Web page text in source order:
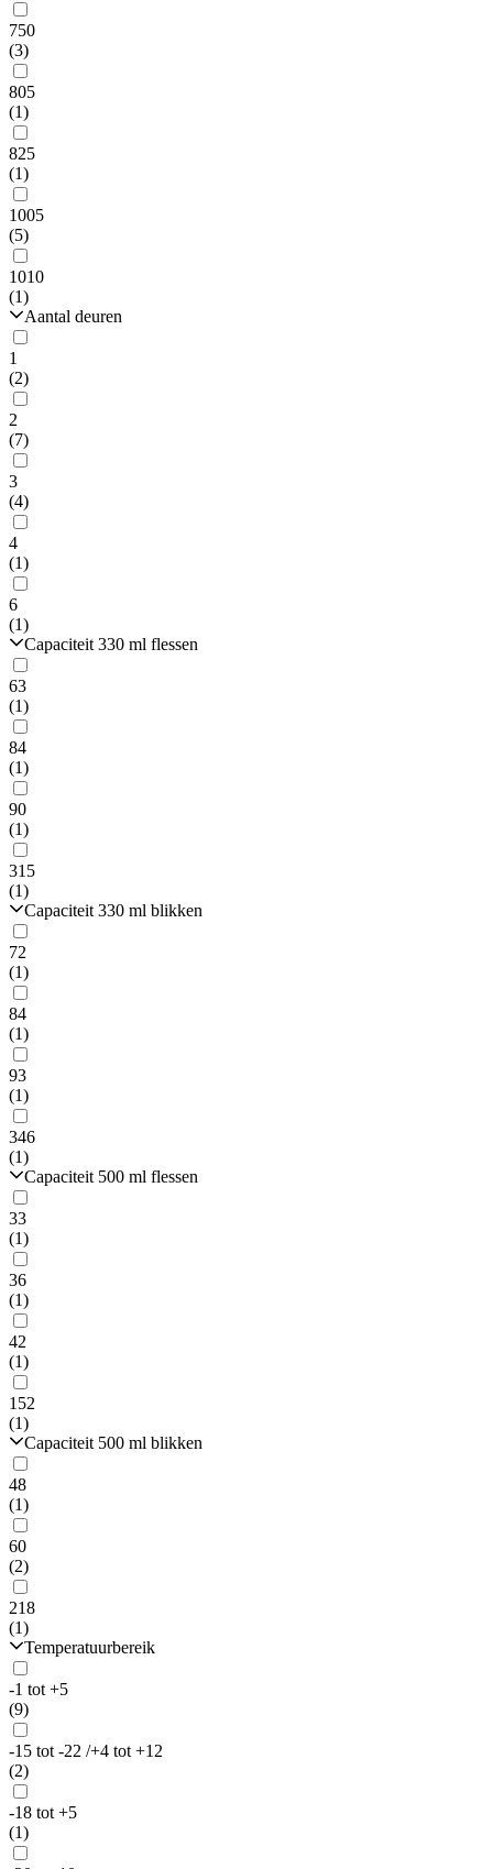
750
(3)
805
(1)
825
(1)
1005
(5)
1010
(1)
Aantal deuren
1
(2)
2
(7)
3
(4)
4
(1)
6
(1)
Capaciteit 330 ml flessen
63
(1)
84
(1)
90
(1)
315
(1)
Capaciteit 330 ml blikken
72
(1)
84
(1)
93
(1)
346
(1)
Capaciteit 500 ml flessen
33
(1)
36
(1)
42
(1)
152
(1)
Capaciteit 500 ml blikken
48
(1)
60
(2)
218
(1)
Temperatuurbereik
-1 tot +5
(9)
-15 tot -22 /+4 tot +12
(2)
-18 tot +5
(1)